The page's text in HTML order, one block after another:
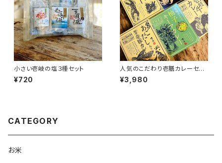
小さい壱岐の塩３種セット
¥720
人気のこだわり壱膳カレーセッ
ト
¥3,980
CATEGORY
お米